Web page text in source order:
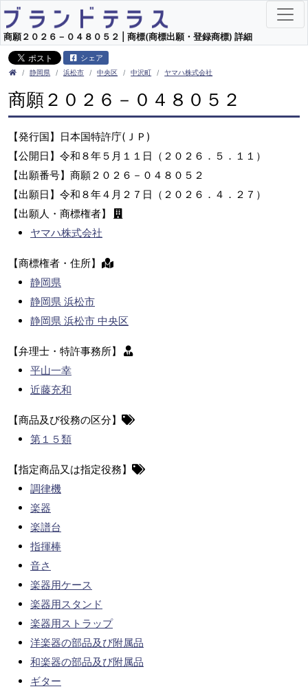
商願２０２６－０４８０５２ | 商標(商標出願・登録商標) 詳細
シェア
静岡県 浜松市 中央区 中沢町 ヤマハ株式会社
商願２０２６－０４８０５２
【発行国】日本国特許庁(ＪＰ)
【公開日】令和８年５月１１日（２０２６．５．１１）
【出願番号】商願２０２６－０４８０５２
【出願日】令和８年４月２７日（２０２６．４．２７）
【出願人・商標権者】
ヤマハ株式会社
【商標権者・住所】
静岡県
静岡県 浜松市
静岡県 浜松市 中央区
【弁理士・特許事務所】
平山一幸
近藤充和
【商品及び役務の区分】
第１５類
【指定商品又は指定役務】
調律機
楽器
楽譜台
指揮棒
音さ
楽器用ケース
楽器用スタンド
楽器用ストラップ
洋楽器の部品及び附属品
和楽器の部品及び附属品
ギター